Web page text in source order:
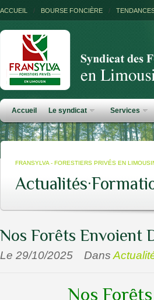
ACCUEIL / BOURSE FONCIÈRE /
Accueil Le syndicat Services
FRANSYLVA - FORESTIERS PRIVÉS EN
Actualités·
Nos Forêts Envoient
Le 29/10/2025 Dans
Nos